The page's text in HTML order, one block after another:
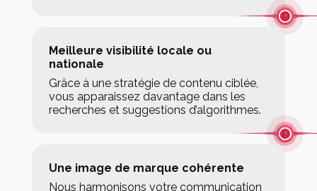
Meilleure visibilité locale ou
nationale
Grâce à une stratégie de contenu ciblée,
vous apparaissez davantage dans les
recherches et suggestions d’algorithmes.
Une image de marque cohérente
Nous harmonisons votre communication